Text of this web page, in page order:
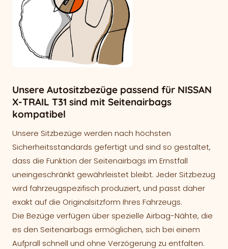
Unsere Autositzbezüge passend für NISSAN
X-TRAIL T31 sind mit Seitenairbags
kompatibel
Unsere Sitzbezüge werden nach höchsten
Sicherheitsstandards gefertigt und sind so gestaltet,
dass die Funktion der Seitenairbags im Ernstfall
uneingeschränkt gewährleistet bleibt. Jeder Sitzbezug
wird fahrzeugspezifisch produziert, und passt daher
exakt auf die Originalsitzform Ihres Fahrzeugs.
Die Bezüge verfügen über spezielle Airbag-Nähte, die
es den Seitenairbags ermöglichen, sich bei einem
Aufprall schnell und ohne Verzögerung zu entfalten.